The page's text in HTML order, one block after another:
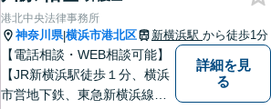
港北中央法律事務所
神奈川県|横浜市港北区 新横浜駅 から徒歩1分
【電話相談・WEB相談可能】
【JR新横浜駅徒歩１分、横浜
市営地下鉄、東急新横浜線新
詳細を見
る